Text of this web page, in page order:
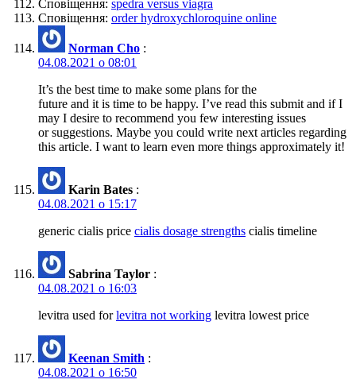
Сповіщення: spedra versus viagra
Сповіщення: order hydroxychloroquine online
Norman Cho :
04.08.2021 о 08:01
It’s the best time to make some plans for the
future and it is time to be happy. I’ve read this submit and if I
may I desire to recommend you few interesting issues
or suggestions. Maybe you could write next articles regarding
this article. I want to learn even more things approximately it!
Karin Bates :
04.08.2021 о 15:17
generic cialis price cialis dosage strengths cialis timeline
Sabrina Taylor :
04.08.2021 о 16:03
levitra used forlevitra not working levitra lowest price
Keenan Smith :
04.08.2021 о 16:50